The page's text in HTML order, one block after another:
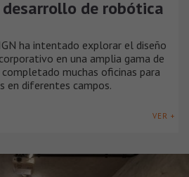
de robótica
ha intentado explorar el diseño
en una amplia gama de
muchas oficinas para
en diferentes campos.
VER +